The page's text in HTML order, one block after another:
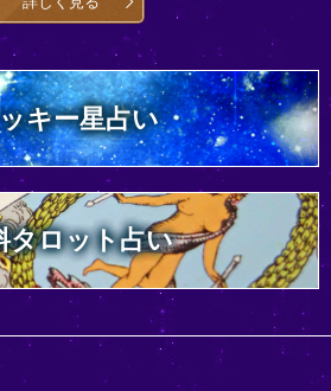
キー星占い
タロット占い